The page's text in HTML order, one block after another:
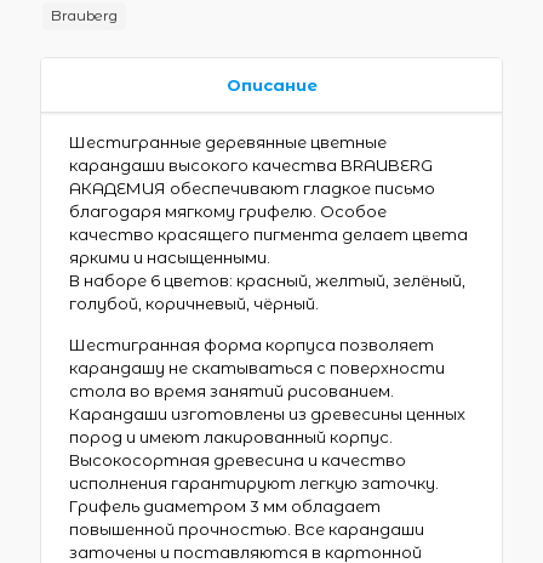
Brauberg
Описание
Шестигранные деревянные цветные
карандаши высокого качества BRAUBERG
АКАДЕМИЯ обеспечивают гладкое письмо
благодаря мягкому грифелю. Особое
качество красящего пигмента делает цвета
яркими и насыщенными.
В наборе 6 цветов: красный, желтый, зелёный,
голубой, коричневый, чёрный.
Шестигранная форма корпуса позволяет
карандашу не скатываться с поверхности
стола во время занятий рисованием.
Карандаши изготовлены из древесины ценных
пород и имеют лакированный корпус.
Высокосортная древесина и качество
исполнения гарантируют легкую заточку.
Грифель диаметром 3 мм обладает
повышенной прочностью. Все карандаши
заточены и поставляются в картонной